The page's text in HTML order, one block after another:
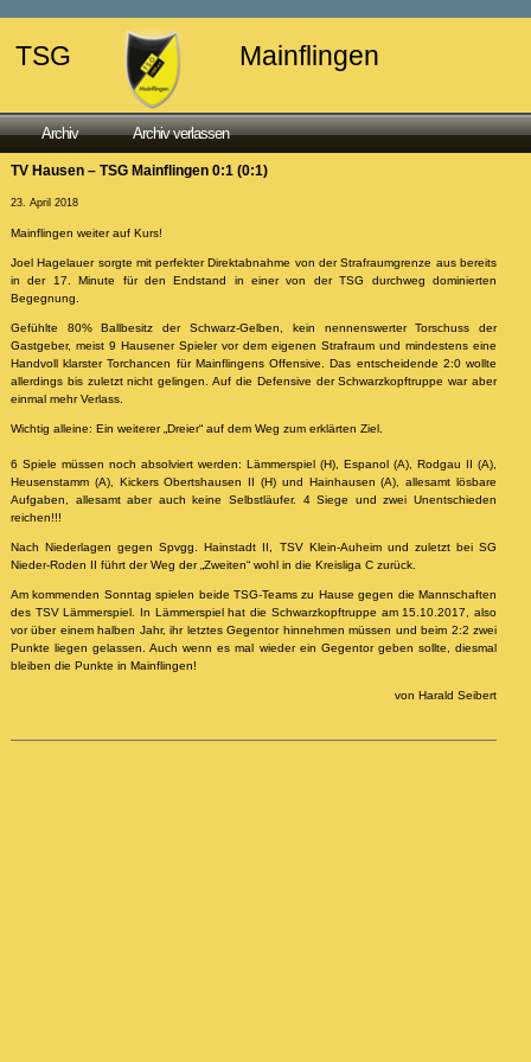
TSG Mainflingen
Archiv Archiv verlassen
TV Hausen – TSG Mainflingen 0:1 (0:1)
23. April 2018
Mainflingen weiter auf Kurs!
Joel Hagelauer sorgte mit perfekter Direktabnahme von der Strafraumgrenze aus bereits
in der 17. Minute für den Endstand in einer von der TSG durchweg dominierten
Begegnung.
Gefühlte 80% Ballbesitz der Schwarz-Gelben, kein nennenswerter Torschuss der
Gastgeber, meist 9 Hausener Spieler vor dem eigenen Strafraum und mindestens eine
Handvoll klarster Torchancen für Mainflingens Offensive. Das entscheidende 2:0 wollte
allerdings bis zuletzt nicht gelingen. Auf die Defensive der Schwarzkopftruppe war aber
einmal mehr Verlass.
Wichtig alleine: Ein weiterer „Dreier“ auf dem Weg zum erklärten Ziel.
6 Spiele müssen noch absolviert werden: Lämmerspiel (H), Espanol (A), Rodgau II (A),
Heusenstamm (A), Kickers Obertshausen II (H) und Hainhausen (A), allesamt lösbare
Aufgaben, allesamt aber auch keine Selbstläufer. 4 Siege und zwei Unentschieden
reichen!!!
Nach Niederlagen gegen Spvgg. Hainstadt II, TSV Klein-Auheim und zuletzt bei SG
Nieder-Roden II führt der Weg der „Zweiten“ wohl in die Kreisliga C zurück.
Am kommenden Sonntag spielen beide TSG-Teams zu Hause gegen die Mannschaften
des TSV Lämmerspiel. In Lämmerspiel hat die Schwarzkopftruppe am 15.10.2017, also
vor über einem halben Jahr, ihr letztes Gegentor hinnehmen müssen und beim 2:2 zwei
Punkte liegen gelassen. Auch wenn es mal wieder ein Gegentor geben sollte, diesmal
bleiben die Punkte in Mainflingen!
von Harald Seibert